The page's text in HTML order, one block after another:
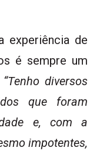
experiência de
é sempre um
“Tenho diversos
que foram
e, com a
impotentes,